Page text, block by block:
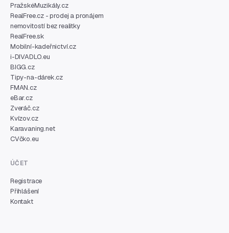
PražskéMuzikály.cz
RealFree.cz - prodej a pronájem
nemovitostí bez realitky
RealFree.sk
Mobilní-kadeřnictví.cz
i-DIVADLO.eu
BIGG.cz
Tipy-na-dárek.cz
FMAN.cz
eBar.cz
Zveráč.cz
Kvízov.cz
Karavaning.net
CVčko.eu
ÚČET
Registrace
Přihlášení
Kontakt